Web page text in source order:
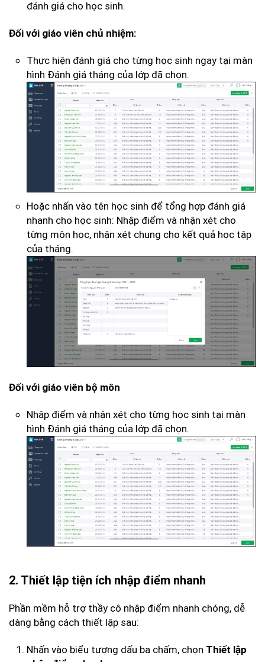
đánh giá cho học sinh.
Đối với giáo viên chủ nhiệm:
Thực hiện đánh giá cho từng học sinh ngay tại màn
hình Đánh giá tháng của lớp đã chọn.
Hoặc nhấn vào tên học sinh để tổng hợp đánh giá
nhanh cho học sinh: Nhập điểm và nhận xét cho
từng môn học, nhận xét chung cho kết quả học tập
của tháng.
Đối với giáo viên bộ môn
Nhập điểm và nhận xét cho từng học sinh tại màn
hình Đánh giá tháng của lớp đã chọn.
2. Thiết lập tiện ích nhập điểm nhanh
Phần mềm hỗ trợ thầy cô nhập điểm nhanh chóng, dễ
dàng bằng cách thiết lập sau:
Nhấn vào biểu tượng dấu ba chấm, chọn Thiết lập